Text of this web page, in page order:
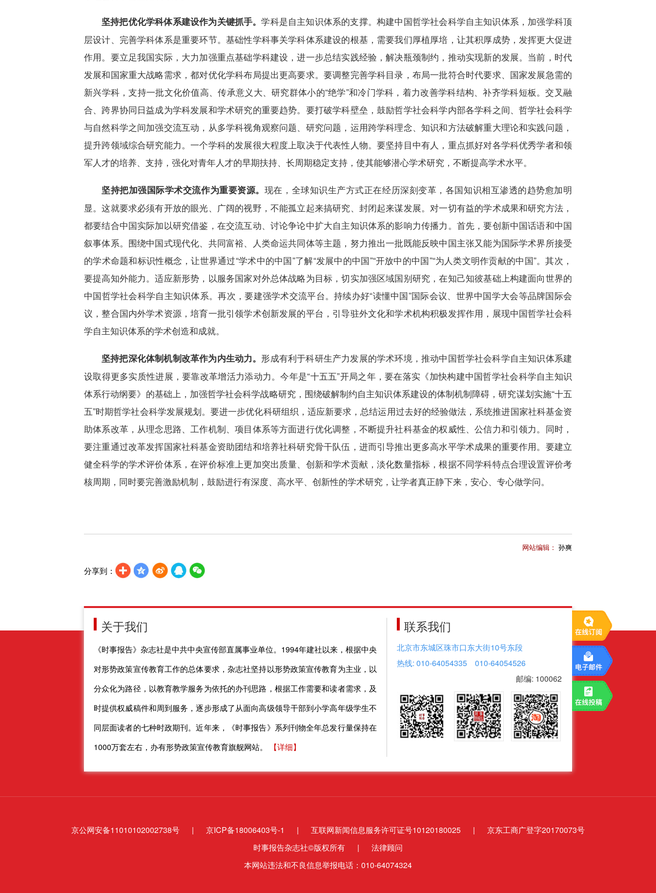
坚持把优化学科体系建设作为关键抓手。学科是自主知识体系的支撑。构建中国哲学社会科学自主知识体系，加强学科顶
层设计、完善学科体系是重要环节。基础性学科事关学科体系建设的根基，需要我们厚植厚培，让其积厚成势，发挥更大促进
作用。要立足我国实际，大力加强重点基础学科建设，进一步总结实践经验，解决瓶颈制约，推动实现新的发展。当前，时代
发展和国家重大战略需求，都对优化学科布局提出更高要求。要调整完善学科目录，布局一批符合时代要求、国家发展急需的
新兴学科，支持一批文化价值高、传承意义大、研究群体小的“绝学”和冷门学科，着力改善学科结构、补齐学科短板。交叉融
合、跨界协同日益成为学科发展和学术研究的重要趋势。要打破学科壁垒，鼓励哲学社会科学内部各学科之间、哲学社会科学
与自然科学之间加强交流互动，从多学科视角观察问题、研究问题，运用跨学科理念、知识和方法破解重大理论和实践问题，
提升跨领域综合研究能力。一个学科的发展很大程度上取决于代表性人物。要坚持目中有人，重点抓好对各学科优秀学者和领
军人才的培养、支持，强化对青年人才的早期扶持、长周期稳定支持，使其能够潜心学术研究，不断提高学术水平。
坚持把加强国际学术交流作为重要资源。 现在，全球知识生产方式正在经历深刻变革，各国知识相互渗透的趋势愈加明
显。这就要求必须有开放的眼光、广阔的视野，不能孤立起来搞研究、封闭起来谋发展。对一切有益的学术成果和研究方法，
都要结合中国实际加以研究借鉴，在交流互动、讨论争论中扩大自主知识体系的影响力传播力。首先，要创新中国话语和中国
叙事体系。围绕中国式现代化、共同富裕、人类命运共同体等主题，努力推出一批既能反映中国主张又能为国际学术界所接受
的学术命题和标识性概念，让世界通过“学术中的中国”了解“发展中的中国”“开放中的中国”“为人类文明作贡献的中国”。其次，
要提高知外能力。适应新形势，以服务国家对外总体战略为目标，切实加强区域国别研究，在知己知彼基础上构建面向世界的
中国哲学社会科学自主知识体系。再次，要建强学术交流平台。持续办好“读懂中国”国际会议、世界中国学大会等品牌国际会
议，整合国内外学术资源，培育一批引领学术创新发展的平台，引导驻外文化和学术机构积极发挥作用，展现中国哲学社会科
学自主知识体系的学术创造和成就。
坚持把深化体制机制改革作为内生动力。 形成有利于科研生产力发展的学术环境，推动中国哲学社会科学自主知识体系建
设取得更多实质性进展，要靠改革增活力添动力。今年是“十五五”开局之年，要在落实《加快构建中国哲学社会科学自主知识
体系行动纲要》的基础上，加强哲学社会科学战略研究，围绕破解制约自主知识体系建设的体制机制障碍，研究谋划实施“十五
五”时期哲学社会科学发展规划。要进一步优化科研组织，适应新要求，总结运用过去好的经验做法，系统推进国家社科基金资
助体系改革，从理念思路、工作机制、项目体系等方面进行优化调整，不断提升社科基金的权威性、公信力和引领力。同时，
要注重通过改革发挥国家社科基金资助团结和培养社科研究骨干队伍，进而引导推出更多高水平学术成果的重要作用。要建立
健全科学的学术评价体系，在评价标准上更加突出质量、创新和学术贡献，淡化数量指标，根据不同学科特点合理设置评价考
核周期，同时要完善激励机制，鼓励进行有深度、高水平、创新性的学术研究，让学者真正静下来，安心、专心做学问。
网站编辑： 孙爽
分享到：
关于我们
《时事报告》杂志社是中共中央宣传部直属事业单位。1994年建社以来，根据中央
对形势政策宣传教育工作的总体要求，杂志社坚持以形势政策宣传教育为主业，以
分众化为路径，以教育教学服务为依托的办刊思路，根据工作需要和读者需求，及
时提供权威稿件和周到服务，逐步形成了从面向高级领导干部到小学高年级学生不
同层面读者的七种时政期刊。近年来，《时事报告》系列刊物全年总发行量保持在
1000万套左右，办有形势政策宣传教育旗舰网站。
【详细】
联系我们
北京市东城区珠市口东大街10号东段
热线: 010-64054335 010-64054526
邮编: 100062
京公网安备11010102002738号 | 京ICP备18006403号-1 | 互联网新闻信息服务许可证号10120180025 |
京东工商广登字20170073号
时事报告杂志社©版权所有
|
法律顾问
本网站违法和不良信息举报电话：010-64074324